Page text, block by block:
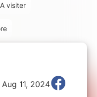
A visiter
11, 2024